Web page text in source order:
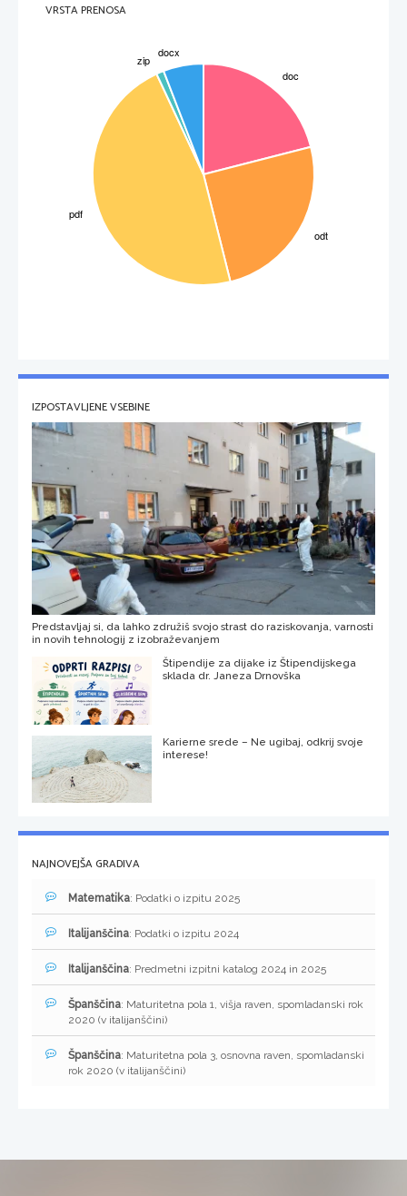
VRSTA PRENOSA
IZPOSTAVLJENE VSEBINE
Predstavljaj si, da lahko združiš svojo strast do raziskovanja, varnosti
in novih tehnologij z izobraževanjem
Štipendije za dijake iz Štipendijskega
sklada dr. Janeza Drnovška
Karierne srede – Ne ugibaj, odkrij svoje
interese!
NAJNOVEJŠA GRADIVA
Matematika: Podatki o izpitu 2025
Italijanščina: Podatki o izpitu 2024
Italijanščina: Predmetni izpitni katalog 2024 in 2025
Španščina: Maturitetna pola 1, višja raven, spomladanski rok
2020 (v italijanščini)
Španščina: Maturitetna pola 3, osnovna raven, spomladanski
rok 2020 (v italijanščini)